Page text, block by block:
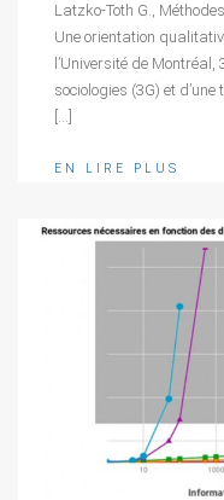
Latzko-Toth G.,
Une orientation
l’Université de
sociologies (3G) et
[…]
EN LIRE PLUS